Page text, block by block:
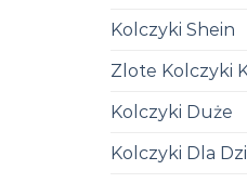
Kolczyki Shein
Zlote Kolczyki
Kolczyki Duże
Kolczyki Dla